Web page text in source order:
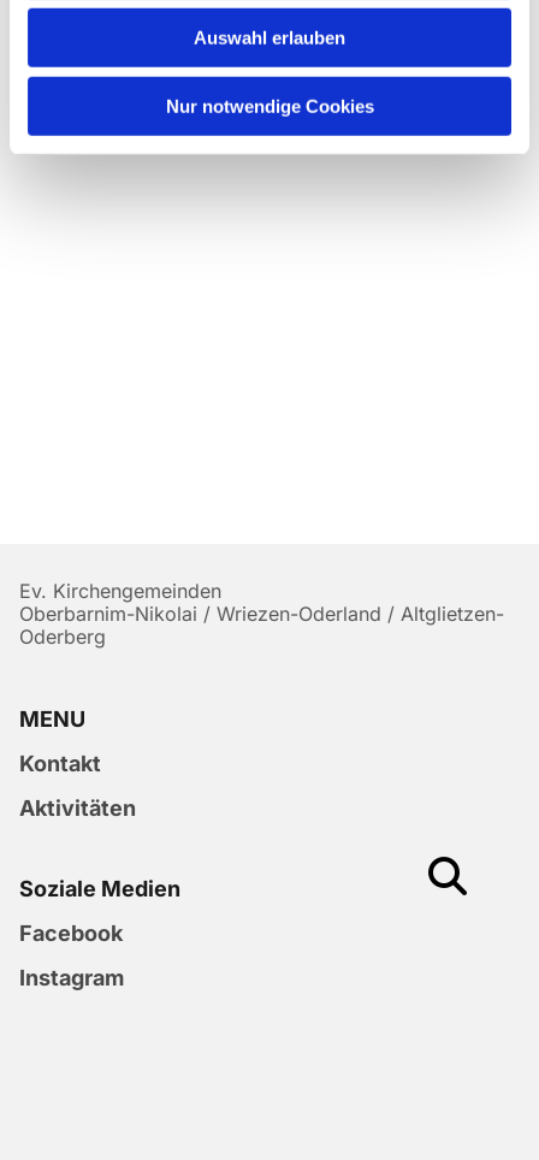
Auswahl erlauben
Nur notwendige Cookies
Ev. Kirchengemeinden
Oberbarnim-Nikolai / Wriezen-Oderland / Altglietzen-
Oderberg
MENU
Kontakt
Aktivitäten
Soziale Medien
Facebook
Instagram